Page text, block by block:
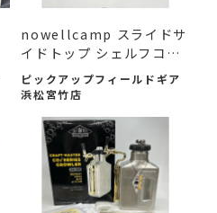
nowellcamp スライドサ
イドトップ シェルフコン
テ...
ピックアップフィールドギア
浜松宮竹店